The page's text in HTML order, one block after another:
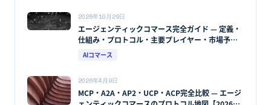
2025年10月29日
エージェンティックコマース完全ガイド — 定義・
仕組み・プロトコル・主要プレイヤー・市場予測
【2026年版】
AIコマース
2026年4月9日
MCP・A2A・AP2・UCP・ACP完全比較 — エージ